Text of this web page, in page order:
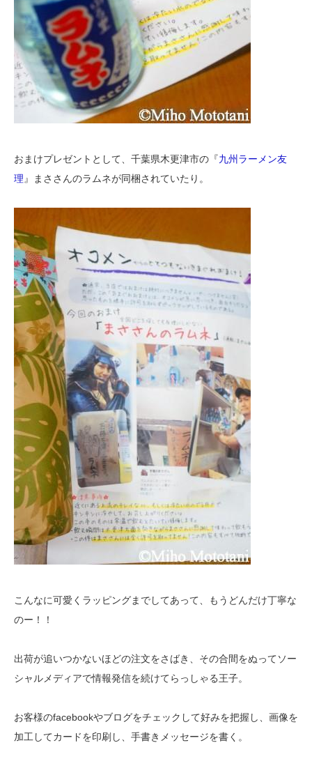
おまけプレゼントとして、千葉県木更津市の『九州ラーメン友
理 』まささんのラムネが同梱されていたり。
こんなに可愛くラッピングまでしてあって、もうどんだけ丁寧な
のー！！
出荷が追いつかないほどの注文をさばき、その合間をぬってソー
シャルメディアで情報発信を続けてらっしゃる王子。
お客様のfacebookやブログをチェックして好みを把握し、画像を
加工してカードを印刷し、手書きメッセージを書く。